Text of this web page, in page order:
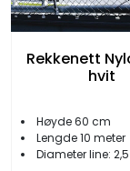
Rekkenett
hvit
Høyde 60 cm
Lengde 10 meter
Diameter line: